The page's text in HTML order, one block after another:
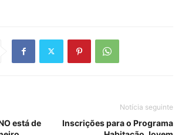
está de
Notícia seguinte
Inscrições para o Programa